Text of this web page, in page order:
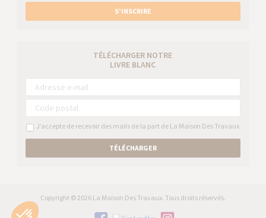
S’INSCRIRE
TÉLÉCHARGER NOTRE
LIVRE BLANC
J’accepte de recevoir des mails de la part de La Maison Des Travaux
TÉLÉCHARGER
Copyright © 2026 La Maison Des Travaux. Tous droits réservés.